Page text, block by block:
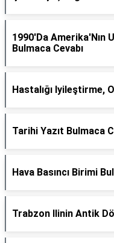
1990'Da Amerika'Nın
Bulmaca Cevabı
Hastalığı Iyileştirme,
Tarihi Yazıt Bulmaca
Hava Basıncı Birimi
Trabzon Ilinin Antik